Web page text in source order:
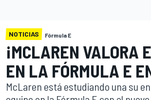
NOTICIAS Fórmula E
¡MCLAREN VALORA
EN LA FÓRMULA E
McLaren está estudiando una su